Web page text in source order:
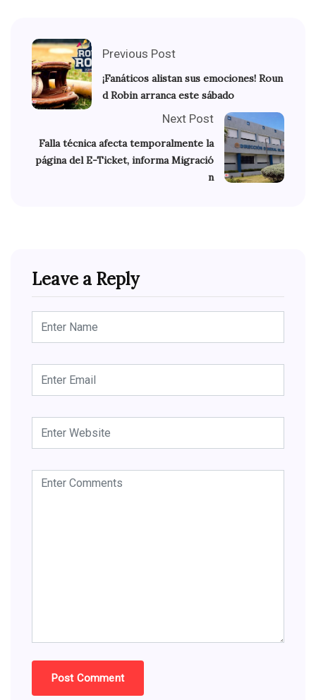
Previous Post
¡Fanáticos alistan sus emociones! Roun
d Robin arranca este sábado
Next Post
Falla técnica afecta temporalmente la
página del E-Ticket, informa Migració
n
Leave a Reply